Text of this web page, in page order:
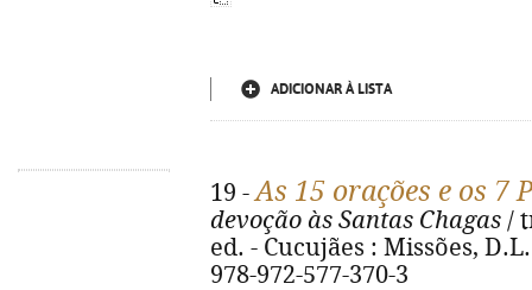
ADICIONAR À LISTA
19 -As 15 orações e os 7
devoção às Santas Chagas /
ed. - Cucujães : Missões,
978-972-577-370-3